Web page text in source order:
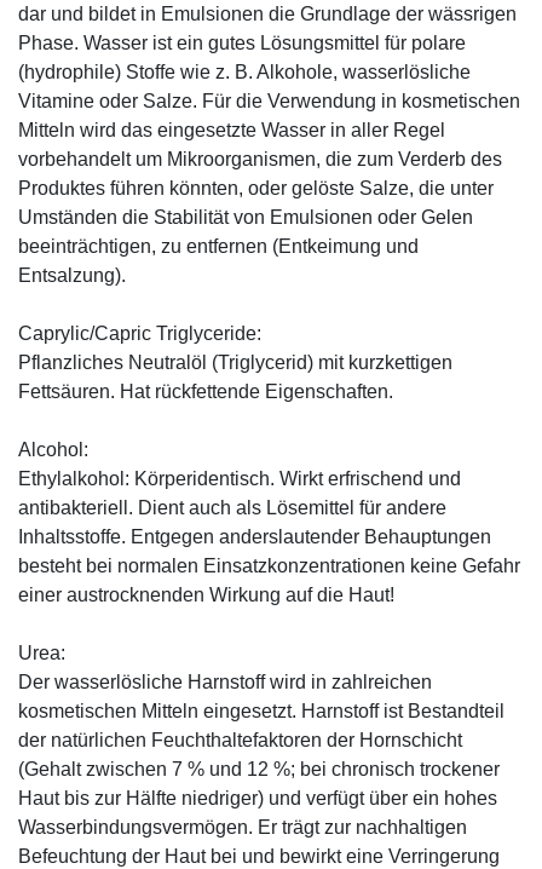
dar und bildet in Emulsionen die Grundlage der wässrigen
Phase. Wasser ist ein gutes Lösungsmittel für polare
(hydrophile) Stoffe wie z. B. Alkohole, wasserlösliche
Vitamine oder Salze. Für die Verwendung in kosmetischen
Mitteln wird das eingesetzte Wasser in aller Regel
vorbehandelt um Mikroorganismen, die zum Verderb des
Produktes führen könnten, oder gelöste Salze, die unter
Umständen die Stabilität von Emulsionen oder Gelen
beeinträchtigen, zu entfernen (Entkeimung und
Entsalzung).
Caprylic/Capric Triglyceride:
Pflanzliches Neutralöl (Triglycerid) mit kurzkettigen
Fettsäuren. Hat rückfettende Eigenschaften.
Alcohol:
Ethylalkohol: Körperidentisch. Wirkt erfrischend und
antibakteriell. Dient auch als Lösemittel für andere
Inhaltsstoffe. Entgegen anderslautender Behauptungen
besteht bei normalen Einsatzkonzentrationen keine Gefahr
einer austrocknenden Wirkung auf die Haut!
Urea:
Der wasserlösliche Harnstoff wird in zahlreichen
kosmetischen Mitteln eingesetzt. Harnstoff ist Bestandteil
der natürlichen Feuchthaltefaktoren der Hornschicht
(Gehalt zwischen 7 % und 12 %; bei chronisch trockener
Haut bis zur Hälfte niedriger) und verfügt über ein hohes
Wasserbindungsvermögen. Er trägt zur nachhaltigen
Befeuchtung der Haut bei und bewirkt eine Verringerung